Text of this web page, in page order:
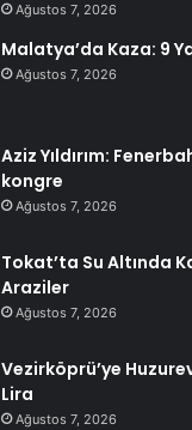
Ağustos 7, 2026
Malatya’da Kaza: 9
Ağustos 7, 2026
Aziz Yıldırım:
kongre
Ağustos 7, 2026
Tokat’ta Su Altında
Araziler
Ağustos 7, 2026
Vezirköprü’ye
Lira
Ağustos 7, 2026